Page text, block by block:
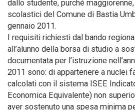
dallo studente, purché
scolastici del Comune di Bastia
gennaio 2011.
I requisiti richiesti dal bando
all’alunno della borsa di studio a
documentata per l’istruzione
2011 sono: di appartenere a nuclei
calcolati con il sistema ISEE
Economica Equivalente) non
aver sostenuto una spesa minima